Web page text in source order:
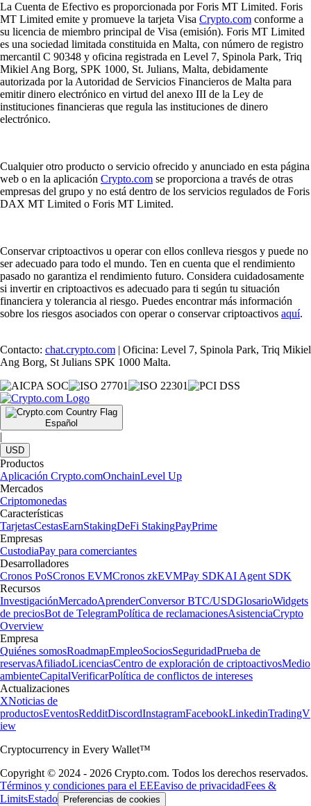
La Cuenta de Efectivo es proporcionada por Foris MT Limited. Foris
MT Limited emite y promueve la tarjeta Visa Crypto.com conforme a
su licencia de miembro principal de Visa (emisión). Foris MT Limited
es una sociedad limitada constituida en Malta, con número de registro
mercantil C 90348 y oficina registrada en Level 7, Spinola Park, Triq
Mikiel Ang Borg, SPK 1000, St. Julians, Malta, debidamente
autorizada por la Autoridad de Servicios Financieros de Malta para
emitir dinero electrónico en virtud del anexo III de la Ley de
instituciones financieras que regula las instituciones de dinero
electrónico.
Cualquier otro producto o servicio ofrecido y anunciado en esta página
web o en la aplicación Crypto.com se proporciona a través de otras
empresas del grupo y no está dentro de los servicios regulados de Foris
DAX MT Limited o Foris MT Limited.
Conservar criptoactivos u operar con ellos conlleva riesgos y puede no
ser adecuado para todo el mundo. Ten en cuenta que el rendimiento
pasado no garantiza el rendimiento futuro. Considera cuidadosamente
si invertir en criptoactivos es adecuado para ti según tu situación
financiera y tolerancia al riesgo. Puedes encontrar más información
sobre los riesgos asociados con operar o conservar criptoactivos aquí.
Contacto: chat.crypto.com | Oficina: Level 7, Spinola Park, Triq Mikiel
Ang Borg, St Julians SPK 1000 Malta.
Español
|
USD
Productos
Aplicación Crypto.comOnchainLevel Up
Mercados
Criptomonedas
Características
TarjetasCestasEarnStakingDeFi StakingPayPrime
Empresas
CustodiaPay para comerciantes
Desarrolladores
Cronos PoSCronos EVMCronos zkEVMPay SDKAI Agent SDK
Recursos
InvestigaciónMercadoAprenderConversor BTC/USDGlosarioWidgets
de preciosBot de TelegramPolítica de reclamacionesAsistenciaCrypto
Overview
Empresa
Quiénes somosRoadmapEmpleoSociosSeguridadPrueba de
reservasAfiliadoLicenciasCentro de exploración de criptoactivosMedio
ambienteCapitalVerificarPolítica de conflictos de intereses
Actualizaciones
XNoticias de
productosEventosRedditDiscordInstagramFacebookLinkedinTradingV
iew
Cryptocurrency in Every Wallet™
Copyright © 2024 - 2026 Crypto.com. Todos los derechos reservados.
Términos y condiciones para el EEEaviso de privacidadFees &
LimitsEstado Preferencias de cookies